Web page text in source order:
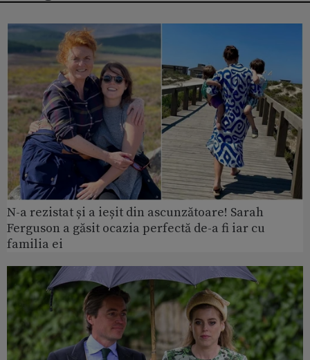
N-a rezistat și a ieșit din ascunzătoare! Sarah
Ferguson a găsit ocazia perfectă de-a fi iar cu
familia ei